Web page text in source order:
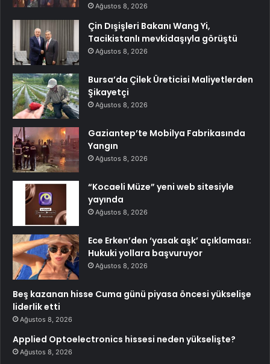
Ağustos 8, 2026
Çin Dışişleri Bakanı Wang Yi,
Tacikistanlı mevkidaşıyla görüştü
Ağustos 8, 2026
Bursa’da Çilek Üreticisi Maliyetlerden
Şikayetçi
Ağustos 8, 2026
Gaziantep’te Mobilya Fabrikasında
Yangın
Ağustos 8, 2026
“Kocaeli Müze” yeni web sitesiyle
yayında
Ağustos 8, 2026
Ece Erken’den ‘yasak aşk’ açıklaması:
Hukuki yollara başvuruyor
Ağustos 8, 2026
Beş kazanan hisse Cuma günü piyasa öncesi yükselişe
liderlik etti
Ağustos 8, 2026
Applied Optoelectronics hissesi neden yükselişte?
Ağustos 8, 2026